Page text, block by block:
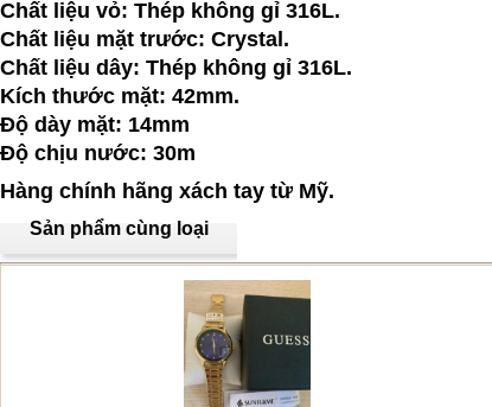
Chất liệu vỏ: Thép không gỉ 316L.
Chất liệu mặt trước: Crystal.
Chất liệu dây: Thép không gỉ 316L.
Kích thước mặt: 42mm.
Độ dày mặt: 14mm
Độ chịu nước: 30m
Hàng chính hãng xách tay từ Mỹ.
Sản phẩm cùng loại